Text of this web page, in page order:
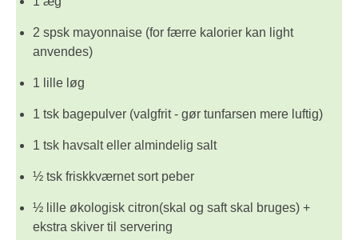
2 spsk mayonnaise (for færre kalorier kan light
anvendes)
1 lille løg
1 tsk bagepulver (valgfrit - gør tunfarsen mere luftig)
1 tsk havsalt eller almindelig salt
½ tsk friskkværnet sort peber
½ lille økologisk citron(skal og saft skal bruges) +
ekstra skiver til servering